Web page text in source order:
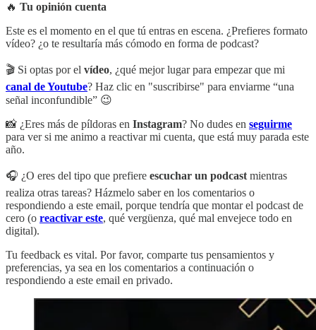
🔥 Tu opinión cuenta
Este es el momento en el que tú entras en escena. ¿Prefieres formato
vídeo? ¿o te resultaría más cómodo en forma de podcast?
🎬 Si optas por el vídeo, ¿qué mejor lugar para empezar que mi
canal de Youtube? Haz clic en "suscribirse" para enviarme “una
señal inconfundible” 😉
📸 ¿Eres más de píldoras en Instagram? No dudes en seguirme
para ver si me animo a reactivar mi cuenta, que está muy parada este
año.
🎧 ¿O eres del tipo que prefiere escuchar un podcastmientras
realiza otras tareas? Házmelo saber en los comentarios o
respondiendo a este email, porque tendría que montar el podcast de
cero (o reactivar este, qué vergüenza, qué mal envejece todo en
digital).
Tu feedback es vital. Por favor, comparte tus pensamientos y
preferencias, ya sea en los comentarios a continuación o
respondiendo a este email en privado.